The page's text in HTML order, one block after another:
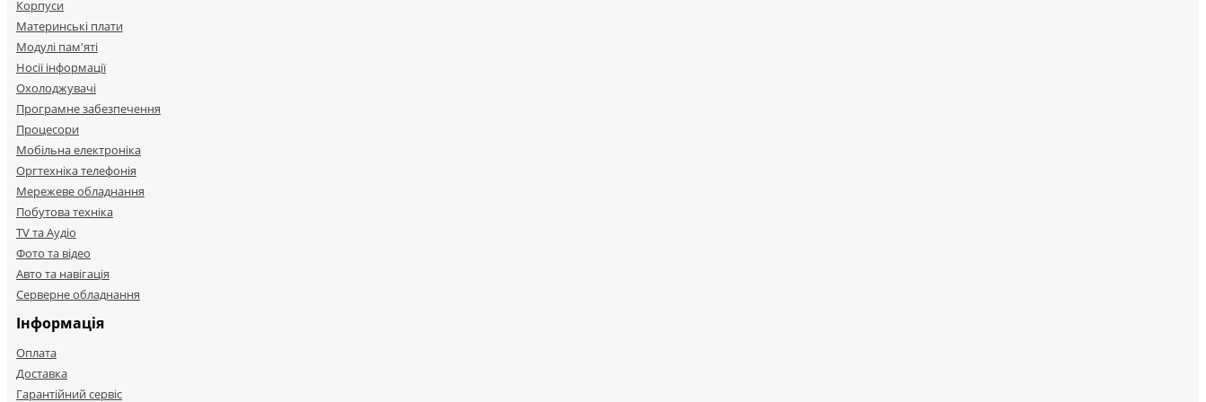
Корпуси
Материнські плати
Модулі пам'яті
Носії інформації
Охолоджувачі
Програмне забезпечення
Процесори
Мобільна електроніка
Оргтехніка телефонія
Мережеве обладнання
Побутова техніка
TV та Аудіо
Фото та відео
Авто та навігація
Серверне обладнання
Інформація
Оплата
Доставка
Гарантійний сервіс